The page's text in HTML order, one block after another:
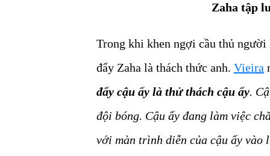
Zaha tập
Trong khi khen ngợi cầu thủ
đẩy Zaha là thách thức anh. Vieira
đẩy cậu ấy là thử thách cậu ấy.
đội bóng. Cậu ấy đang làm việc
với màn trình diễn của cậu ấy vào